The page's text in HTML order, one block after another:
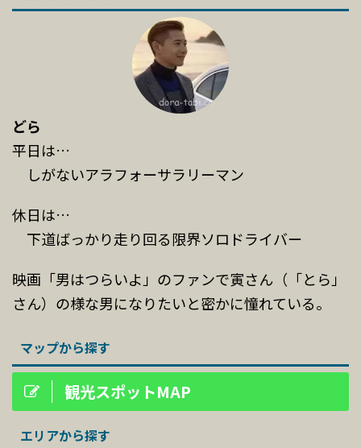
どら
平日は…
しがないアラフォーサラリーマン
休日は…
下道ばっかり走り回る限界ソロドライバー
映画「男はつらいよ」のファンで寅さん（「とら」
さん）の様な男になりたいと密かに憧れている。
マップから探す
観光スポットMAP
エリアから探す